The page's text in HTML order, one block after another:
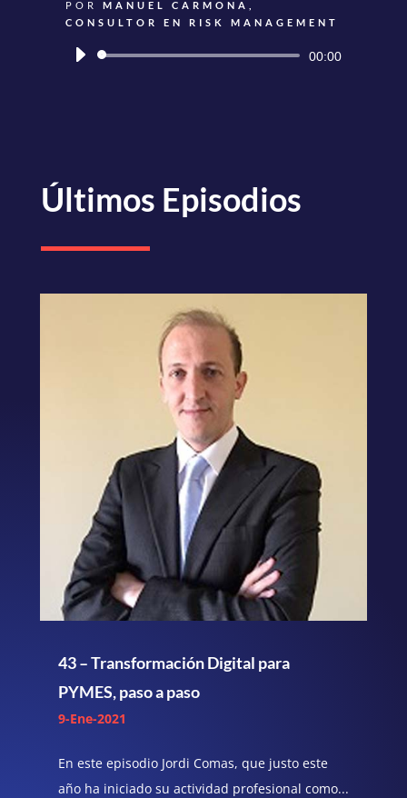
POR MANUEL CARMONA,
CONSULTOR EN RISK MANAGEMENT
Reproductor
00:00
Últimos Episodios
43 – Transformación Digital para
PYMES, paso a paso
9-Ene-2021
En este episodio Jordi Comas, que justo este
año ha iniciado su actividad profesional como...